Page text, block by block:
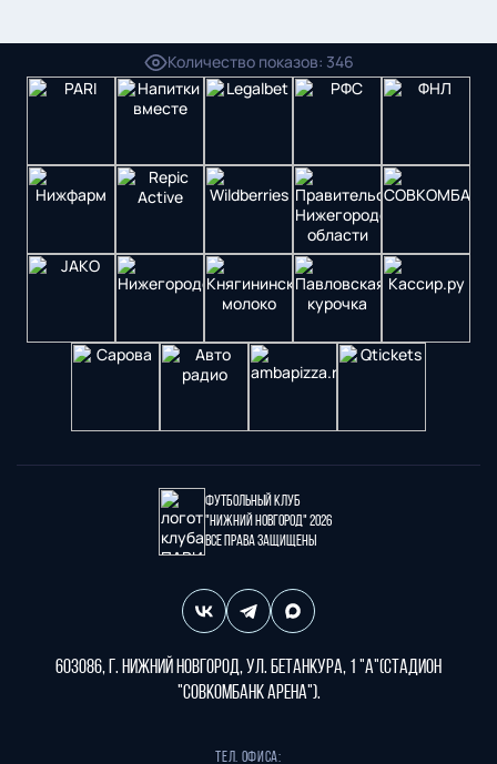
Количество показов: 346
Футбольный клуб
"Нижний Новгород" 2026
Все права защищены
603086, г. Нижний Новгород, ул. Бетанкура, 1 "А"(стадион
"СОВКОМБАНК АРЕНА").
Тел. офиса: